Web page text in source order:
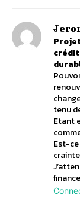
crédit
tenu
Etant
Est-